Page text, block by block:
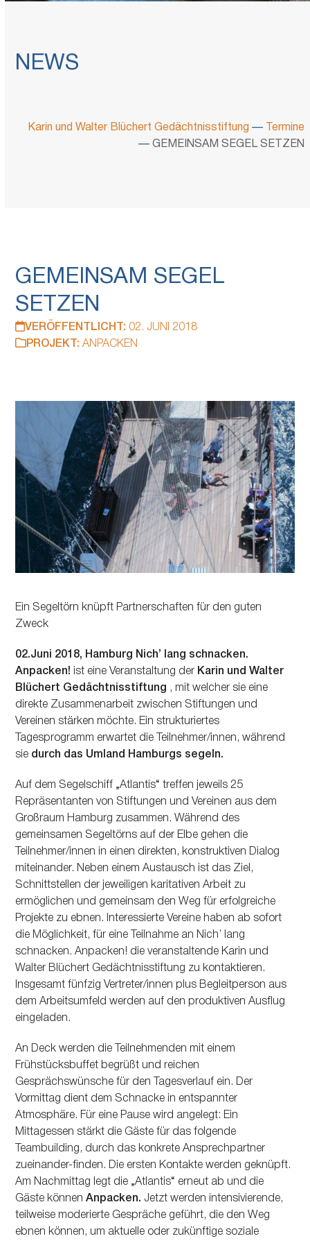
NEWS
Karin und Walter Blüchert Gedächtnisstiftung —
Termine
—GEMEINSAM SEGEL SETZEN
GEMEINSAM SEGEL
SETZEN
VERÖFFENTLICHT: 02. JUNI 2018
PROJEKT: ANPACKEN
Ein Segeltörn knüpft Partnerschaften für den guten
Zweck
02.Juni 2018, Hamburg Nichʼ lang schnacken.
Anpacken!
ist eine Veranstaltung der Karin und Walter
Blüchert Gedächtnisstiftung , mit welcher sie eine
direkte Zusammenarbeit zwischen Stiftungen und
Vereinen stärken möchte. Ein strukturiertes
Tagesprogramm erwartet die Teilnehmer/innen, während
sie durch das Umland Hamburgs segeln.
Auf dem Segelschiff „Atlantis“ treffen jeweils 25
Repräsentanten von Stiftungen und Vereinen aus dem
Großraum Hamburg zusammen. Während des
gemeinsamen Segeltörns auf der Elbe gehen die
Teilnehmer/innen in einen direkten, konstruktiven Dialog
miteinander. Neben einem Austausch ist das Ziel,
Schnittstellen der jeweiligen karitativen Arbeit zu
ermöglichen und gemeinsam den Weg für erfolgreiche
Projekte zu ebnen. Interessierte Vereine haben ab sofort
die Möglichkeit, für eine Teilnahme an Nichʼ lang
schnacken. Anpacken! die veranstaltende Karin und
Walter Blüchert Gedächtnisstiftung zu kontaktieren.
Insgesamt fünfzig Vertreter/innen plus Begleitperson aus
dem Arbeitsumfeld werden auf den produktiven Ausflug
eingeladen.
An Deck werden die Teilnehmenden mit einem
Frühstücksbuffet begrüßt und reichen
Gesprächswünsche für den Tagesverlauf ein. Der
Vormittag dient dem Schnacke in entspannter
Atmosphäre. Für eine Pause wird angelegt: Ein
Mittagessen stärkt die Gäste für das folgende
Teambuilding, durch das konkrete Ansprechpartner
zueinander-finden. Die ersten Kontakte werden geknüpft.
Am Nachmittag legt die „Atlantis“ erneut ab und die
Gäste könnenAnpacken. Jetzt werden intensivierende,
teilweise moderierte Gespräche geführt, die den Weg
ebnen können, um aktuelle oder zukünftige soziale